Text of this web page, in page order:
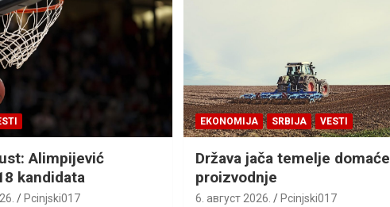
Alimpijević
kandidata
Pcinjski017
EKONOMIJA SRBIJA VESTI
Država jača temelje domaće
proizvodnje
6. август 2026. Pcinjski017